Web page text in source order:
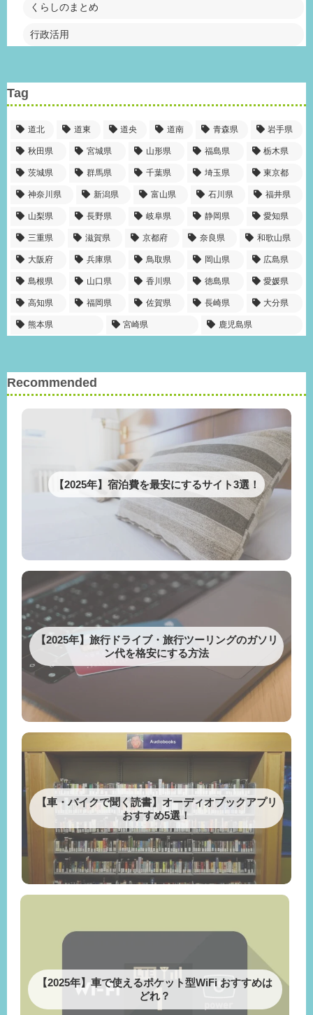
くらしのまとめ
行政活用
Tag
道北 道東 道央 道南 青森県 岩手県
秋田県 宮城県 山形県 福島県 栃木県
茨城県 群馬県 千葉県 埼玉県 東京都
神奈川県 新潟県 富山県 石川県 福井県
山梨県 長野県 岐阜県 静岡県 愛知県
三重県 滋賀県 京都府 奈良県 和歌山県
大阪府 兵庫県 鳥取県 岡山県 広島県
島根県 山口県 香川県 徳島県 愛媛県
高知県 福岡県 佐賀県 長崎県 大分県
熊本県 宮崎県 鹿児島県
Recommended
【2025年】宿泊費を最安にするサイト3選！
【2025年】旅行ドライブ・旅行ツーリングのガソリ
ン代を格安にする方法
【車・バイクで聞く読書】オーディオブックアプリ
おすすめ5選！
【2025年】車で使えるポケット型WiFi おすすめは
どれ？